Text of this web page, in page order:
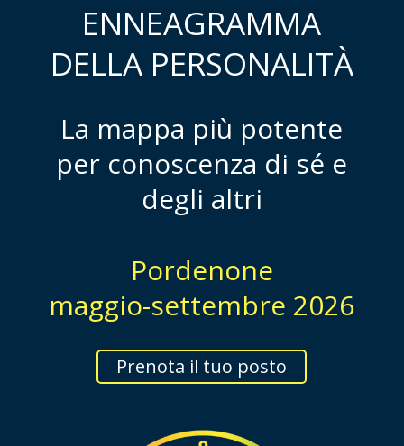
ENNEAGRAMMA
DELLA PERSONALITÀ
La mappa più potente
per conoscenza di sé e
degli altri
Pordenone
maggio-settembre 2026
Prenota il tuo posto